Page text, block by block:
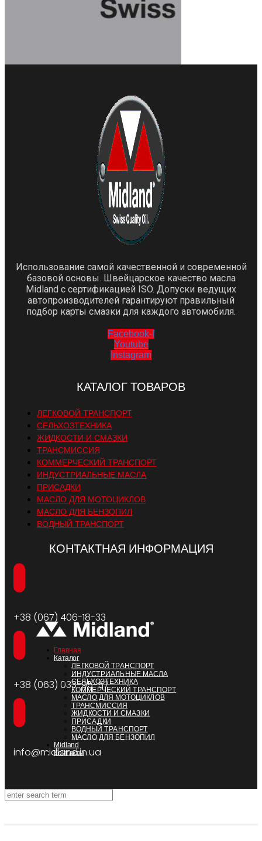
Использование самой качественной и современной
базовой основы. Швейцарское качество масла
Midland с сертификацией ISO. Допуски ведущих
автопроизводителей гарантируют правильный
подбор карты смазки для каждого автомобиля.
Facebook-f
Youtube
Instagram
КАТАЛОГ ТОВАРОВ
ЛЕГКОВОЙ ТРАНСПОРТ
СЕЛЬХОЗТЕХНИКА
ЖИДКОСТИ И СМАЗКИ
ТРАНСМИССИЯ
КОММЕРЧЕСКИЙ ТРАНСПОРТ
ИНДУСТРИАЛЬНЫЕ МАСЛА
ПРИСАДКИ
МАСЛО ДЛЯ МОТОЦИКЛОВ
МАСЛО ДЛЯ БЕНЗОПИЛ
ВОДНЫЙ ТРАНСПОРТ
КОНТАКТНАЯ ИНФОРМАЦИЯ
+38 (067) 406-18-33
+38 (063) 033-95-57
info@midland.in.ua
Главная
Каталог
ЛЕГКОВОЙ ТРАНСПОРТ
ИНДУСТРИАЛЬНЫЕ МАСЛА
СЕЛЬХОЗТЕХНИКА
КОММЕРЧЕСКИЙ ТРАНСПОРТ
МАСЛО ДЛЯ МОТОЦИКЛОВ
ТРАНСМИССИЯ
ЖИДКОСТИ И СМАЗКИ
ПРИСАДКИ
ВОДНЫЙ ТРАНСПОРТ
МАСЛО ДЛЯ БЕНЗОПИЛ
Midland
Контакты